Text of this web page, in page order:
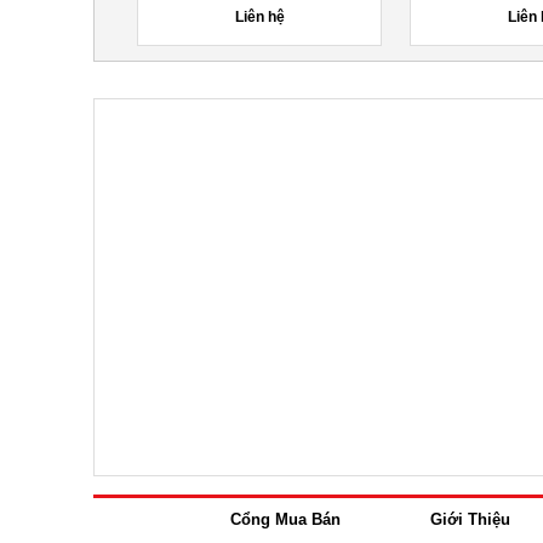
Liên hệ Liên
Cổng Mua Bán Giới Thiệu